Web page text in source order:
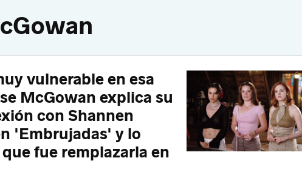
vulnerable en esa
McGowan explica su
con Shannen
'Embrujadas' y lo
fue remplazarla en